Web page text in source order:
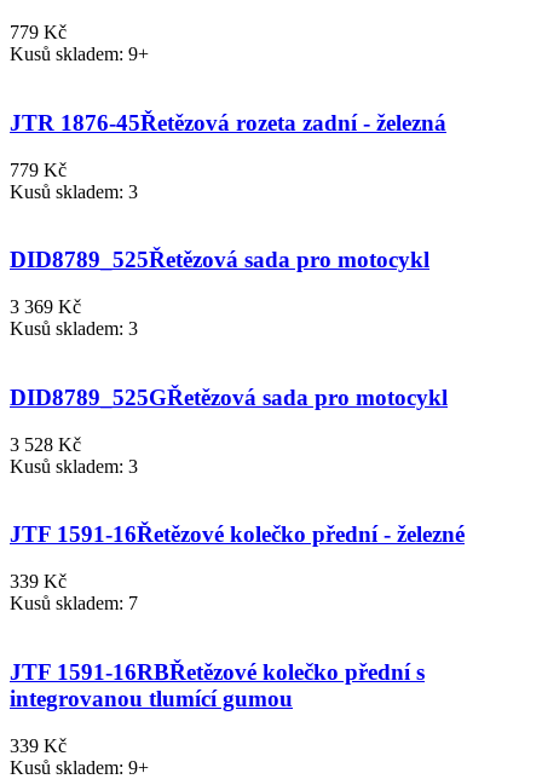
779 Kč
Kusů skladem: 9+
JTR 1876-45Řetězová rozeta zadní - železná
779 Kč
Kusů skladem: 3
DID8789_525Řetězová sada pro motocykl
3 369 Kč
Kusů skladem: 3
DID8789_525GŘetězová sada pro motocykl
3 528 Kč
Kusů skladem: 3
JTF 1591-16Řetězové kolečko přední - železné
339 Kč
Kusů skladem: 7
JTF 1591-16RBŘetězové kolečko přední s
integrovanou tlumící gumou
339 Kč
Kusů skladem: 9+